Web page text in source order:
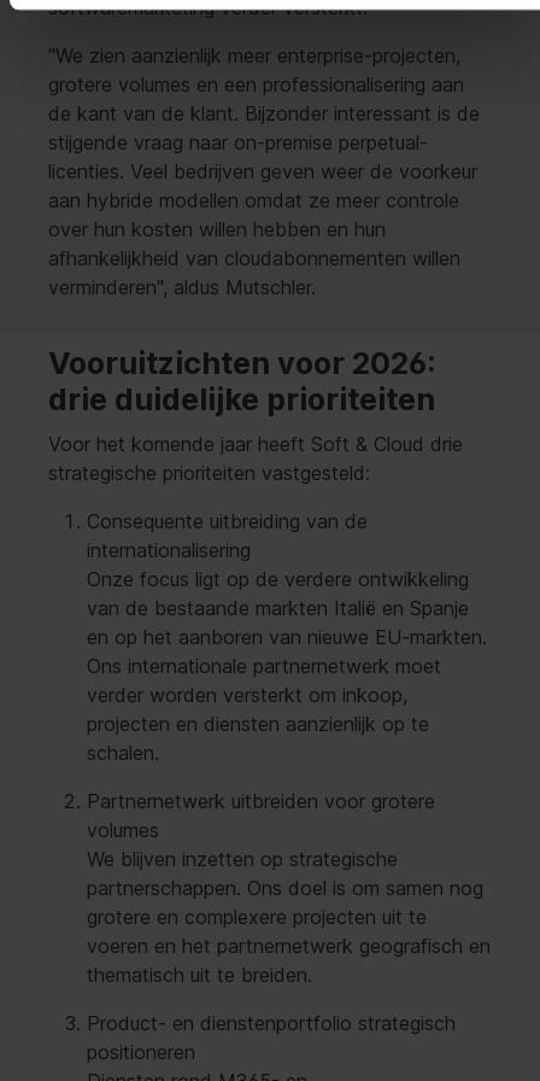
softwaremarketing verder versterkt.
"We zien aanzienlijk meer enterprise-projecten,
grotere volumes en een professionalisering aan
de kant van de klant. Bijzonder interessant is de
stijgende vraag naar on-premise perpetual-
licenties. Veel bedrijven geven weer de voorkeur
aan hybride modellen omdat ze meer controle
over hun kosten willen hebben en hun
afhankelijkheid van cloudabonnementen willen
verminderen", aldus Mutschler.
Vooruitzichten voor 2026:
drie duidelijke prioriteiten
Voor het komende jaar heeft Soft & Cloud drie
strategische prioriteiten vastgesteld:
Consequente uitbreiding van de
internationalisering
Onze focus ligt op de verdere ontwikkeling
van de bestaande markten Italië en Spanje
en op het aanboren van nieuwe EU-markten.
Ons internationale partnernetwerk moet
verder worden versterkt om inkoop,
projecten en diensten aanzienlijk op te
schalen.
Partnernetwerk uitbreiden voor grotere
volumes
We blijven inzetten op strategische
partnerschappen. Ons doel is om samen nog
grotere en complexere projecten uit te
voeren en het partnernetwerk geografisch en
thematisch uit te breiden.
Product- en dienstenportfolio strategisch
positioneren